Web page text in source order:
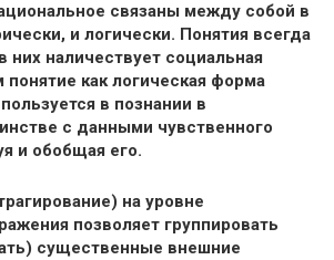
связаны между собой в
и логически. Понятия всегда
наличествует социальная
понятие как логическая форма
в познании в
с данными чувственного
и обобщая его.
на уровне
позволяет группировать
существенные внешние